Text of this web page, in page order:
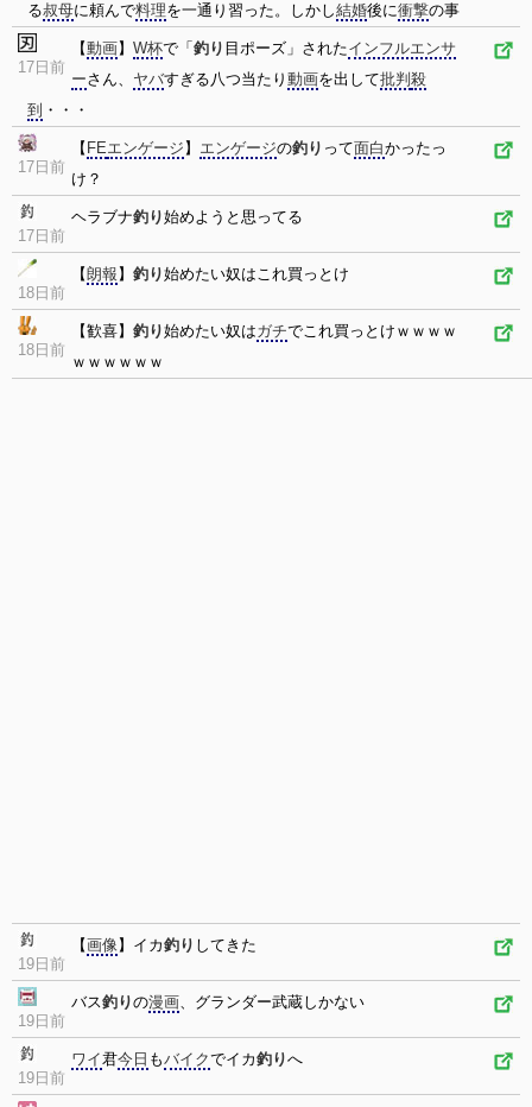
る叔母に頼んで料理を一通り習った。しかし結婚後に衝撃の事
17日前
【動画】 W杯で「 釣り 目ポーズ」されたインフルエンサ
ーさん、 ヤバすぎる八つ当たり 動画を出して批判 殺
到 ・・・
17日前
【 FEエンゲージ 】 エンゲージの釣り って面白かったっ
け？
17日前
ヘラブナ釣り始めようと思ってる
18日前
【朗報 】 釣り始めたい奴はこれ買っとけ
18日前
【歓喜】 釣り始めたい奴はガチでこれ買っとけｗｗｗｗ
ｗｗｗｗｗｗ
19日前
【画像】イカ釣り してきた
19日前
バス釣りの漫画、グランダー武蔵しかない
19日前
ワイ君今日 もバイクでイカ釣りへ